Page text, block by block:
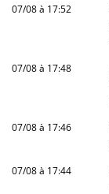
07/08 à 17:52
07/08 à 17:48
07/08 à 17:46
07/08 à 17:44